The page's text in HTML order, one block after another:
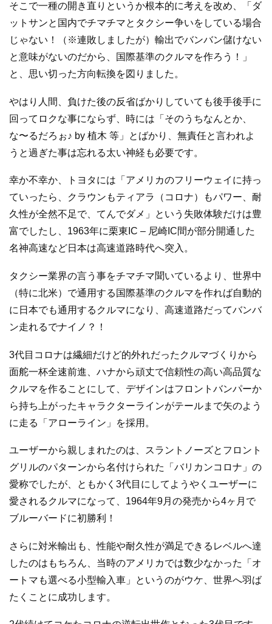
そこで一種の開き直りというか根本的に考えを改め、「ダ
ットサンと国内でチマチマとタクシー争いをしている場合
じゃない！（※連敗しましたが）輸出でバンバン儲けない
と意味がないのだから、国際基準のクルマを作ろう！」
と、思い切った方向転換を図りました。
やはり人間、負けた後の反省ばかりしていても後手後手に
回ってロクな事にならず、時には「そのうちなんとか、
な〜るだろぉ♪ by 植木 等」とばかり、無責任と言われよ
うと過ぎた事は忘れる太い神経も必要です。
幸か不幸か、トヨタには「アメリカのフリーウェイに持っ
ていったら、クラウンもティアラ（コロナ）もパワー、耐
久性が全然不足で、てんでダメ」という失敗体験だけは豊
富でしたし、1963年に栗東IC – 尼崎IC間が部分開通した
名神高速など日本は高速道路時代へ突入。
タクシー業界の言う事をチマチマ聞いているより、世界中
（特に北米）で通用する国際基準のクルマを作れば自動的
に日本でも通用するクルマになり、高速道路だってバンバ
ン走れるでナイノ？！
3代目コロナは繊細だけど的外れだったクルマづくりから
面舵一杯全速前進、ハナから頑丈で信頼性の高い高品質な
クルマを作ることにして、デザインはフロントバンパーか
ら持ち上がったキャラクターラインがテールまで矢のよう
に走る「アローライン」を採用。
ユーザーから親しまれたのは、スラントノーズとフロント
グリルのパターンから名付けられた「バリカンコロナ」の
愛称でしたが、ともかく3代目にしてようやくユーザーに
愛されるクルマになって、1964年9月の発売から4ヶ月で
ブルーバードに初勝利！
さらに対米輸出も、性能や耐久性が満足できるレベルへ達
したのはもちろん、当時のアメリカでは数少なかった「オ
ートマも選べる小型輸入車」というのがウケ、世界へ羽ば
たくことに成功します。